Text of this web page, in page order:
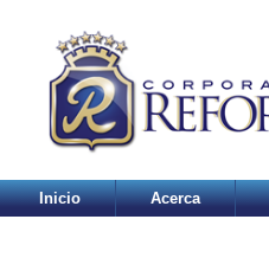
Inicio Acerca